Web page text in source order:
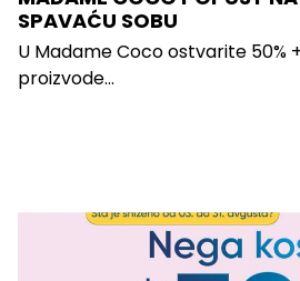
SPAVAĆU SOBU
U Madame Coco ostvarite 50%
proizvode...